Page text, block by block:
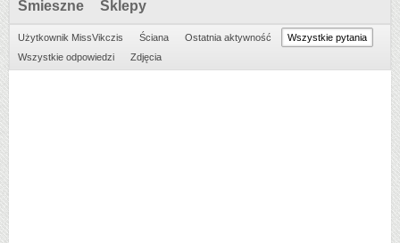
Śmieszne Sklepy
Użytkownik MissVikczis Ściana Ostatnia aktywność
Wszystkie pytania
Wszystkie odpowiedzi
Zdjęcia